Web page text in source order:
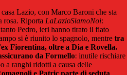
Lazio, con Marco Baroni che sta
rosa. Riporta LaLazioSiamoNoi:
Pedro, ieri hanno tirato il fiato
si è riunito lo spagnolo, mentre tra
Fiorentina, oltre a Dia e Rovella.
da Formello: inutile rischiare
a ranghi ridotti a causa delle
e Patric parte di seduta